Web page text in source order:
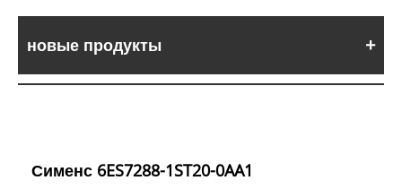
новые продукты
Сименс 6ES7288-1ST20-0AA1